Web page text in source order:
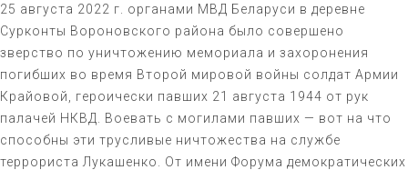
25 августа 2022 г. органами МВД Беларуси в деревне
Сурконты Вороновского района было совершено
зверство по уничтожению мемориала и захоронения
погибших во время Второй мировой войны солдат Армии
Крайовой, героически павших 21 августа 1944 от рук
палачей НКВД. Воевать с могилами павших — вот на что
способны эти трусливые ничтожества на службе
террориста Лукашенко. От имени Форума демократических